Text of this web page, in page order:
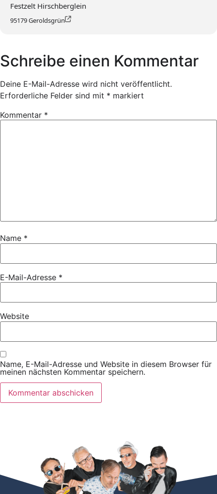
Festzelt Hirschberglein
95179 Geroldsgrün
Schreibe einen Kommentar
Deine E-Mail-Adresse wird nicht veröffentlicht.
Erforderliche Felder sind mit * markiert
Kommentar *
Name *
E-Mail-Adresse *
Website
Name, E-Mail-Adresse und Website in diesem Browser für
meinen nächsten Kommentar speichern.